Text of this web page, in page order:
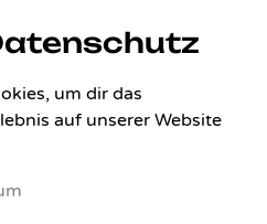
um dir das
auf unserer Website